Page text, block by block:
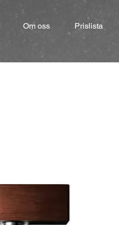
Om oss Prislista